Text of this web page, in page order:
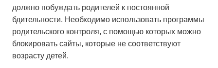
должно побуждать родителей к постоянной
бдительности. Необходимо использовать программы
родительского контроля, с помощью которых можно
блокировать сайты, которые не соответствуют
возрасту детей.